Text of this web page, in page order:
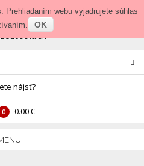
Prihlásenie • Veľkoobchod
nájsť?
0 0.00 €
Prehliadaním webu vyjadrujete súhlas
OK